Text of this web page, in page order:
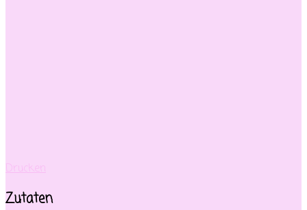
Drucken
Zutaten